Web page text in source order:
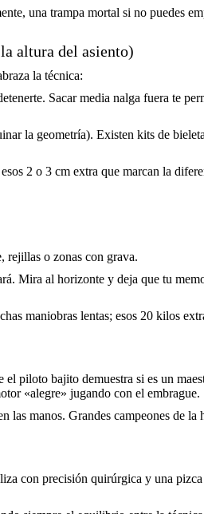
una trampa mortal si no puedes
altura del asiento)
la técnica:
Sacar media nalga fuera te
la geometría). Existen kits de
2 o 3 cm extra que marcan la
rejillas o zonas con grava.
Mira al horizonte y deja que tu
maniobras lentas; esos 20 kilos
piloto bajito demuestra si es un
«alegre» jugando con el embrague.
las manos. Grandes campeones de la
con precisión quirúrgica y una